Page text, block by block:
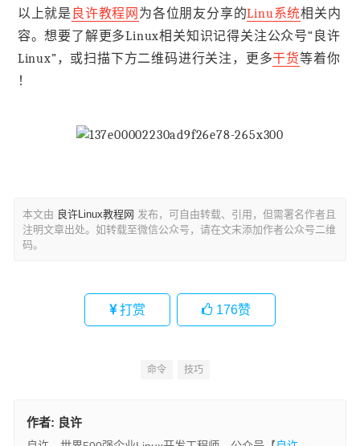
以上就是 良许教程网 为各位朋友分享的Linu系统相关内
容。想要了解更多Linux相关知识记得关注公众号“良许
Linux”，或扫描下方二维码进行关注，更多干货等着你
！
本文由 良许Linux教程网 发布，可自由转载、引用，但需署名作者且
注明文章出处。如转载至微信公众号，请在文末添加作者公众号二维
码。
打赏 176赞
命令 技巧
作者: 良许